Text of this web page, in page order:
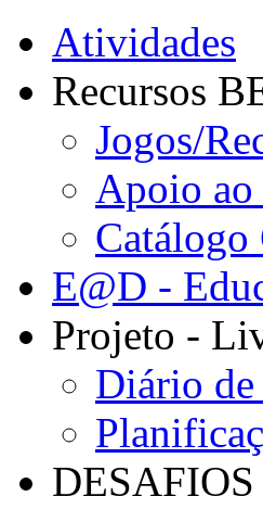
Atividades
Recursos
Jogos/
Apoio ao
Catálogo
E@D -
Projeto -
Diário